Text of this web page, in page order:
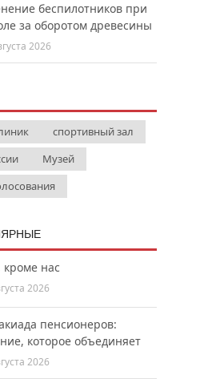
беспилотников при
за оборотом древесины
2026
спортивный зал
Музей
кроме нас
2026
пенсионеров:
которое объединяет
2026